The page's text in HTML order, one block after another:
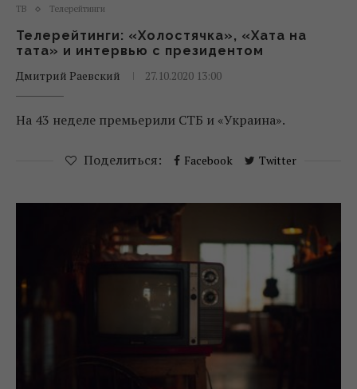
ТВ Телерейтинги
Телерейтинги: «Холостячка», «Хата на
тата» и интервью с президентом
Дмитрий Раевский
27.10.2020 13:00
На 43 неделе премьерили СТБ и «Украина».
Поделиться: Facebook Twitter